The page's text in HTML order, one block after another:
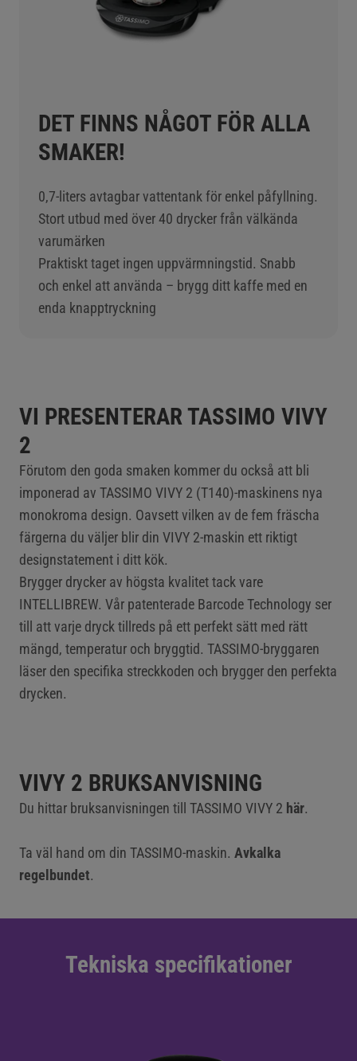
DET FINNS NÅGOT FÖR ALLA
SMAKER!
0,7-liters avtagbar vattentank för enkel påfyllning.
Stort utbud med över 40 drycker från välkända
varumärken
Praktiskt taget ingen uppvärmningstid. Snabb
och enkel att använda – brygg ditt kaffe med en
enda knapptryckning
VI PRESENTERAR TASSIMO VIVY
2
Förutom den goda smaken kommer du också att bli
imponerad av TASSIMO VIVY 2 (T140)-maskinens nya
monokroma design. Oavsett vilken av de fem fräscha
färgerna du väljer blir din VIVY 2-maskin ett riktigt
designstatement i ditt kök.
Brygger drycker av högsta kvalitet tack vare
INTELLIBREW. Vår patenterade Barcode Technology ser
till att varje dryck tillreds på ett perfekt sätt med rätt
mängd, temperatur och bryggtid. TASSIMO-bryggaren
läser den specifika streckkoden och brygger den perfekta
drycken.
VIVY 2 BRUKSANVISNING
Du hittar bruksanvisningen till TASSIMO VIVY 2 här.
Ta väl hand om din TASSIMO-maskin. Avkalka
regelbundet.
Tekniska specifikationer